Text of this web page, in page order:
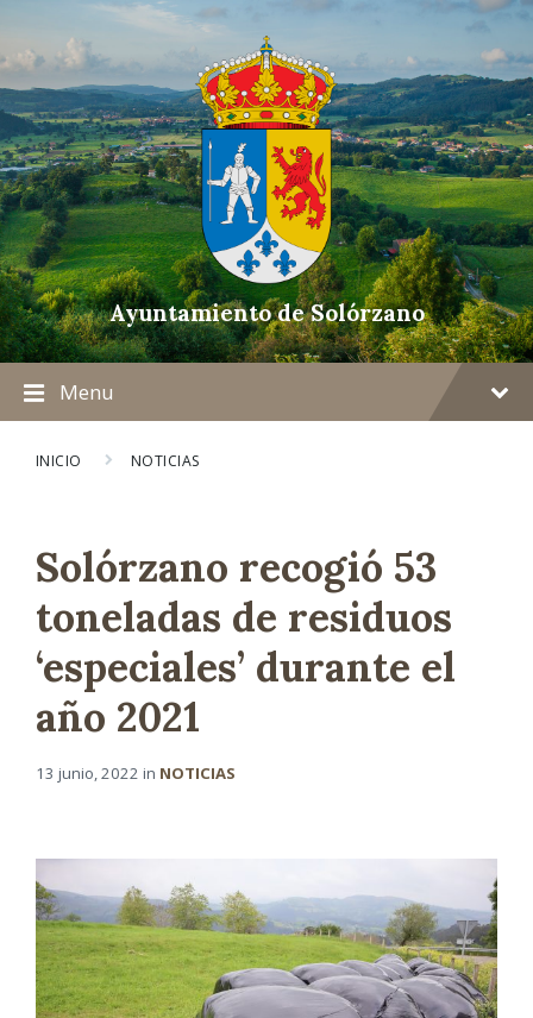
Ayuntamiento de Solórzano
Menu
INICIO NOTICIAS
Solórzano recogió 53
toneladas de residuos
‘especiales’ durante el
año 2021
13 junio, 2022 in NOTICIAS